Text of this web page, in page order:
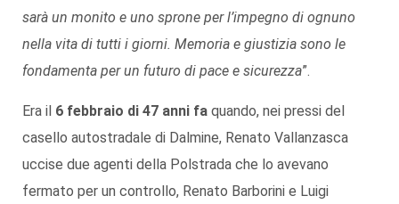
sarà un monito e uno sprone per l’impegno di ognuno
nella vita di tutti i giorni. Memoria e giustizia sono le
fondamenta per un futuro di pace e sicurezza”.
Era il 6 febbraio di 47 anni fa quando, nei pressi del
casello autostradale di Dalmine, Renato Vallanzasca
uccise due agenti della Polstrada che lo avevano
fermato per un controllo, Renato Barborini e Luigi